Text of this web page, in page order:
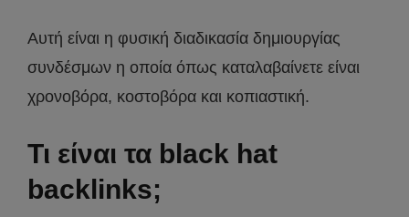
Αυτή είναι η φυσική διαδικασία δημιουργίας
συνδέσμων η οποία όπως καταλαβαίνετε είναι
χρονοβόρα, κοστοβόρα και κοπιαστική.
Τι είναι τα black hat
backlinks;